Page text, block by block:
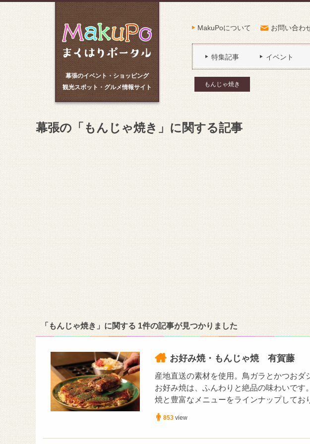
幕張のイベント・ショッピング
観光スポット・グルメ情報サイト
MakuPoについて お問い合わ
特集記事 イベント
もんじゃ焼き
幕張の「もんじゃ焼き」に関する記事
「もんじゃ焼き」に関する 1件の記事が見つかりました
お好み焼・もんじゃ焼 有賀藤
産地直送の素材を使用。鳥ガラとかつお
お好み焼は、ふんわりと絶品の味わいです
焼と豊富なメニューをラインナップして
853 view